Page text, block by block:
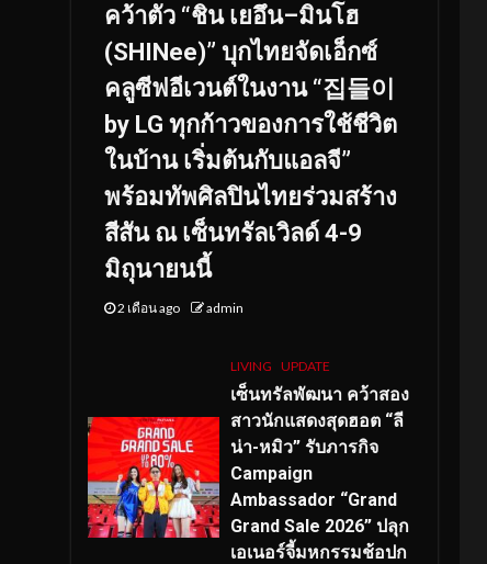
คว้าตัว “ชิน เยอึน–มินโฮ
(SHINee)” บุกไทยจัดเอ็กซ์
คลูซีฟอีเวนต์ในงาน “집들이
by LG ทุกก้าวของการใช้ชีวิต
ในบ้าน เริ่มต้นกับแอลจี”
พร้อมทัพศิลปินไทยร่วมสร้าง
สีสัน ณ เซ็นทรัลเวิลด์ 4-9
มิถุนายนนี้
2 เดือน ago admin
LIVING UPDATE
เซ็นทรัลพัฒนา คว้าสอง
สาวนักแสดงสุดฮอต “ลี
น่า-หมิว” รับภารกิจ
Campaign
Ambassador “Grand
Grand Sale 2026” ปลุก
เอเนอร์จี้มหกรรมช้อปก